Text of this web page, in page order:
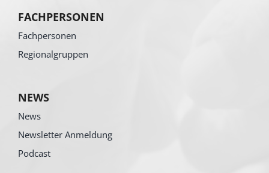
FACHPERSONEN
Fachpersonen
Regionalgruppen
NEWS
News
Newsletter Anmeldung
Podcast